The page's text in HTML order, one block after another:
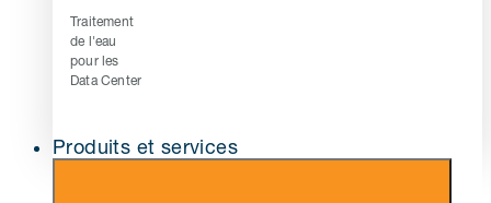
Traitement
de l'eau
pour les
Data Center
Produits et services